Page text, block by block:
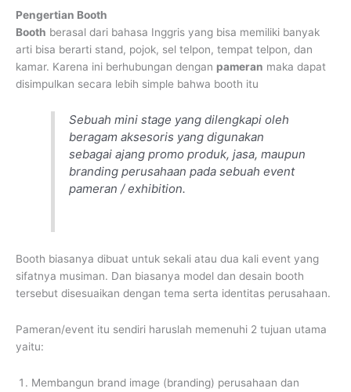
Pengertian Booth
Booth berasal dari bahasa Inggris yang bisa memiliki banyak
arti bisa berarti stand, pojok, sel telpon, tempat telpon, dan
kamar. Karena ini berhubungan dengan pameran maka dapat
disimpulkan secara lebih simple bahwa booth itu
Sebuah mini stage yang dilengkapi oleh
beragam aksesoris yang digunakan
sebagai ajang promo produk, jasa, maupun
branding perusahaan pada sebuah event
pameran / exhibition.
Booth biasanya dibuat untuk sekali atau dua kali event yang
sifatnya musiman. Dan biasanya model dan desain booth
tersebut disesuaikan dengan tema serta identitas perusahaan.
Pameran/event itu sendiri haruslah memenuhi 2 tujuan utama
yaitu:
Membangun brand image (branding) perusahaan dan